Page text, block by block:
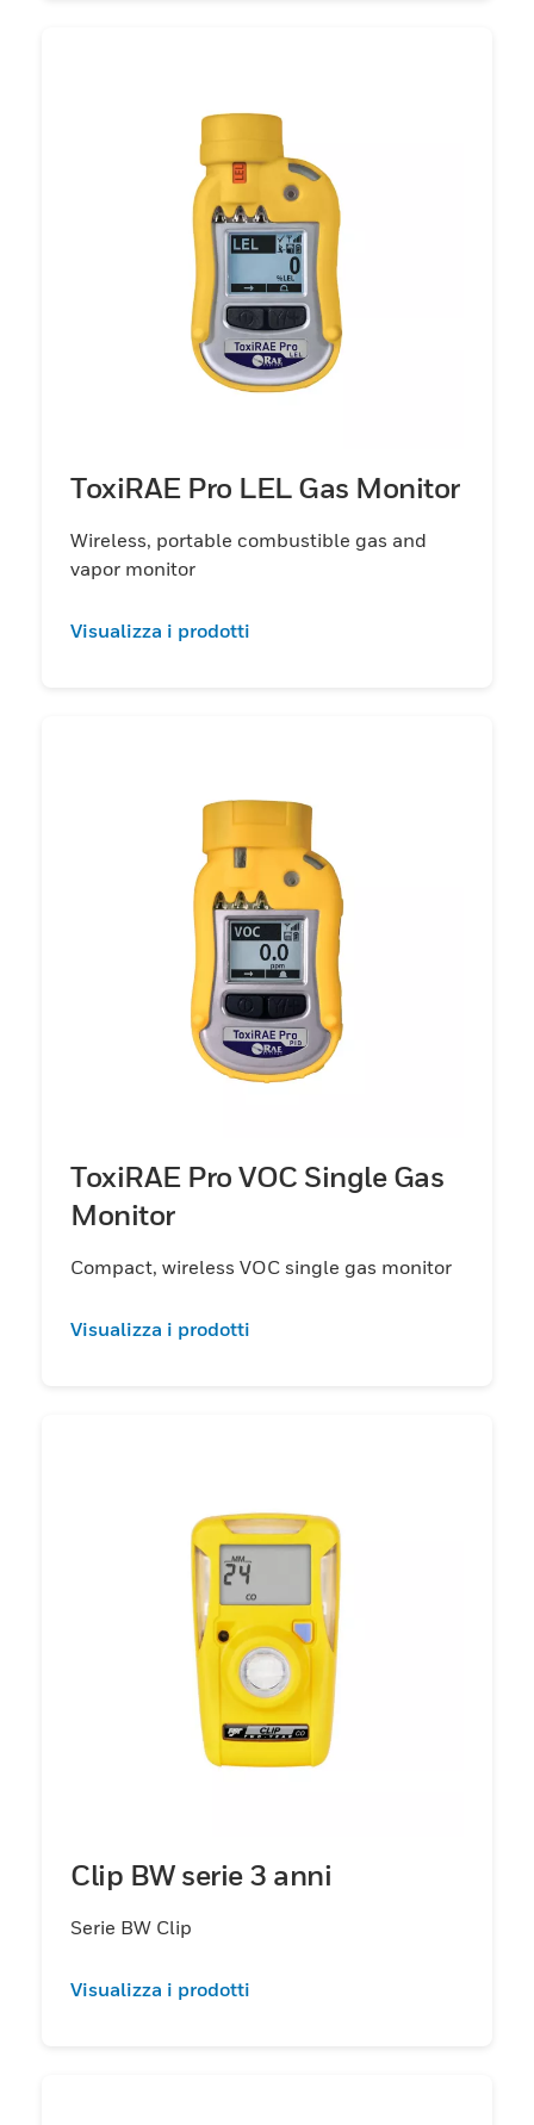
ToxiRAE Pro LEL Gas Monitor
Wireless, portable combustible gas and
vapor monitor
Visualizza i prodotti
ToxiRAE Pro VOC Single Gas
Monitor
Compact, wireless VOC single gas monitor
Visualizza i prodotti
Clip BW serie 3 anni
Serie BW Clip
Visualizza i prodotti